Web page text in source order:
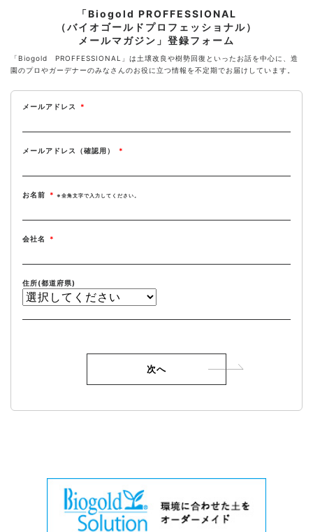
「Biogold PROFFESSIONAL
（バイオゴールドプロフェッショナル）
メールマガジン」登録フォーム
「Biogold PROFFESSIONAL」は土壌改良や樹勢回復といったお話を中心に、造
園のプロやガーデナーのみなさんのお役に立つ情報を不定期でお届けしています。
メールアドレス *
メールアドレス（確認用） *
お名前 * ※全角文字で入力してください。
会社名 *
住所(都道府県)